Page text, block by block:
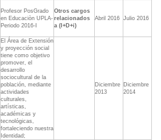
Profesor PosGrado
en Educaciòn UPLA-
Periodo 2016-I
Otros cargos
relacionados
a (I+D+i)
Abril 2016 Julio 2016
El Área de Extensión
y proyección social
tiene como objetivo
promover, el
desarrollo
sociocultural de la
población, mediante
actividades
culturales,
artísticas,
académicas y
tecnológicas,
fortaleciendo nuestra
Identidad;
Diciembre
2013
Diciembre
2014